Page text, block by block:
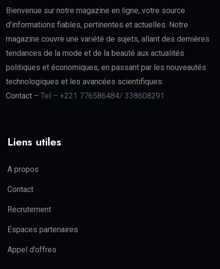
Bienvenue sur notre magazine en ligne, votre source
d’informations fiables, pertinentes et actuelles. Notre
magazine couvre une variété de sujets, allant des dernières
tendances de la mode et de la beauté aux actualités
politiques et économiques, en passant par les nouveautés
technologiques et les avancées scientifiques.
Contact – Tel – +221 776586484/ 338608291
Liens utiles
A propos
Contact
Recrutement
Espaces partenaires
Appel d’offres